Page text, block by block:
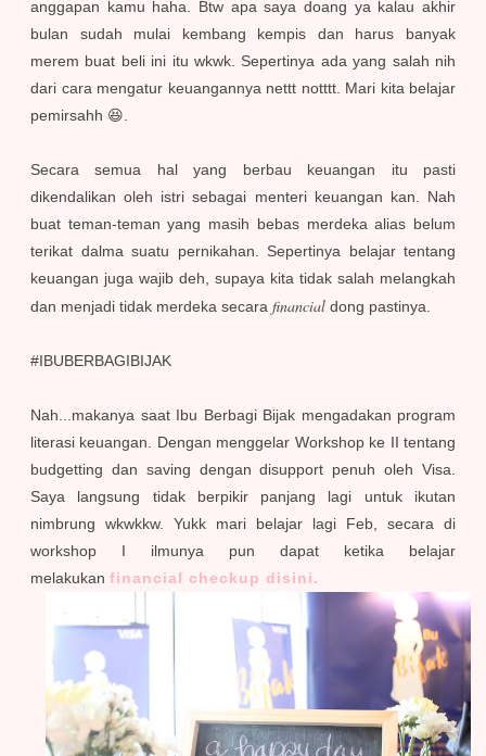
anggapan kamu haha. Btw apa saya doang ya kalau akhir
bulan sudah mulai kembang kempis dan harus banyak
merem buat beli ini itu wkwk. Sepertinya ada yang salah nih
dari cara mengatur keuangannya nettt notttt. Mari kita belajar
pemirsahh 😆.
Secara semua hal yang berbau keuangan itu pasti
dikendalikan oleh istri sebagai menteri keuangan kan. Nah
buat teman-teman yang masih bebas merdeka alias belum
terikat dalma suatu pernikahan. Sepertinya belajar tentang
keuangan juga wajib deh, supaya kita tidak salah melangkah
dan menjadi tidak merdeka secara financial dong pastinya.
#IBUBERBAGIBIJAK
Nah...makanya saat Ibu Berbagi Bijak mengadakan program
literasi keuangan. Dengan menggelar Workshop ke II tentang
budgetting dan saving dengan disupport penuh oleh Visa.
Saya langsung tidak berpikir panjang lagi untuk ikutan
nimbrung wkwkkw. Yukk mari belajar lagi Feb, secara di
workshop I ilmunya pun dapat ketika belajar
melakukan financial checkup disini.